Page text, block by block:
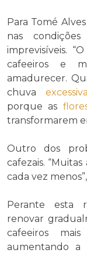
Para Tomé
nas
imprevisíveis.
cafeeiros e
amadurecer.
chuva excessiva
porque as
transformarem
Outro dos
cafezais.
cada vez
Perante esta
renovar
cafeeiros
aumentando a